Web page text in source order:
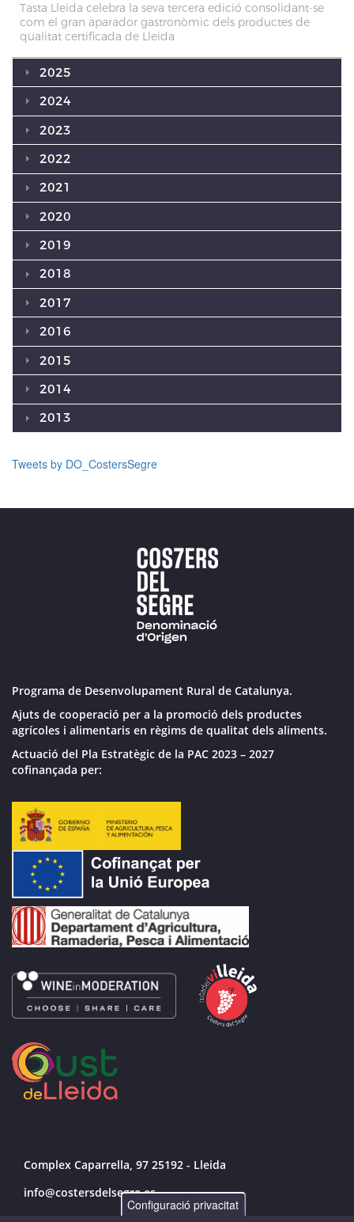
Tasta Lleida celebra la seva tercera edició consolidant-se
com el gran aparador gastronòmic dels productes de
qualitat certificada de Lleida
2025
2024
2023
2022
2021
2020
2019
2018
2017
2016
2015
2014
2013
Tweets by DO_CostersSegre
Programa de Desenvolupament Rural de Catalunya.
Ajuts de cooperació per a la promoció dels productes
agrícoles i alimentaris en règims de qualitat dels aliments.
Actuació del Pla Estratègic de la PAC 2023 – 2027
cofinançada per:
Complex Caparrella, 97 25192 - Lleida
info@costersdelsegre.es
Configuració privacitat